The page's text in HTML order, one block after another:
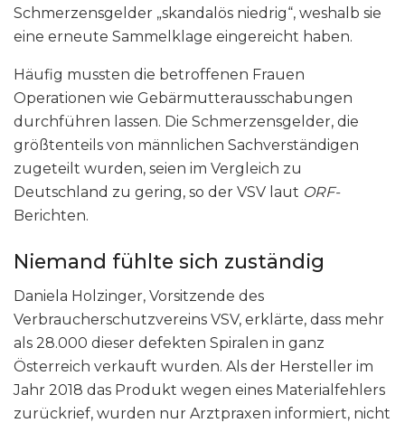
Schmerzensgelder „skandalös niedrig“, weshalb sie
eine erneute Sammelklage eingereicht haben.
Häufig mussten die betroffenen Frauen
Operationen wie Gebärmutterausschabungen
durchführen lassen. Die Schmerzensgelder, die
größtenteils von männlichen Sachverständigen
zugeteilt wurden, seien im Vergleich zu
Deutschland zu gering, so der VSV laut ORF-
Berichten.
Niemand fühlte sich zuständig
Daniela Holzinger, Vorsitzende des
Verbraucherschutzvereins VSV, erklärte, dass mehr
als 28.000 dieser defekten Spiralen in ganz
Österreich verkauft wurden. Als der Hersteller im
Jahr 2018 das Produkt wegen eines Materialfehlers
zurückrief, wurden nur Arztpraxen informiert, nicht